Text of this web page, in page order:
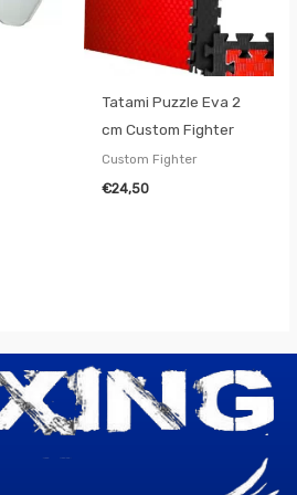
Tatami Puzzle Eva 2
cm Custom Fighter
Custom Fighter
€24,50